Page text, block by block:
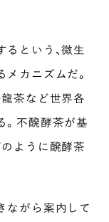
という、微生
カニズムだ。
茶など世界各
。不醗酵茶が基
ように醗酵茶
ながら案内して